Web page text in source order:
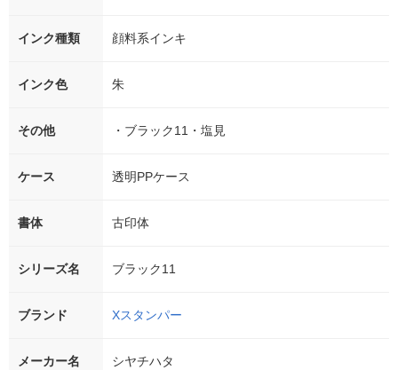
インク種類 顔料系インキ
インク色 朱
その他 ・ブラック11・塩見
ケース 透明PPケース
書体 古印体
シリーズ名 ブラック11
ブランド Xスタンパー
メーカー名 シヤチハタ